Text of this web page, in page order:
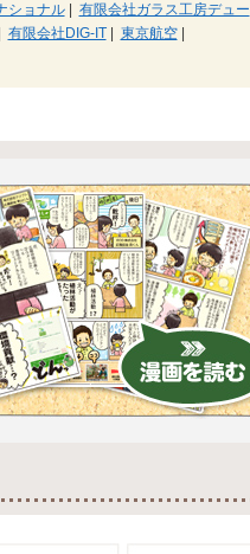
ショナル| 有限会社ガラス工房デュー
有限会社DIG-IT| 東京航空|